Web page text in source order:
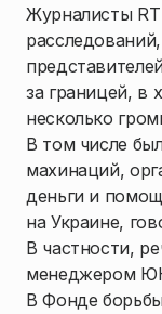
Журналисты
за границей, в
несколько
В том числе
махинаций,
деньги и
на Украине,
В частности,
менеджером
В Фонде